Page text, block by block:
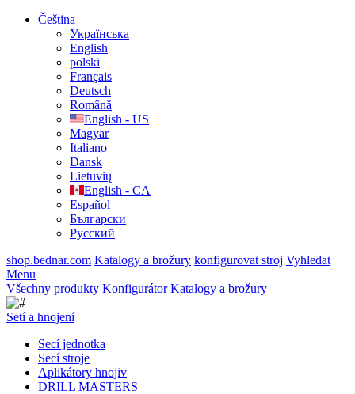
Čeština
Українська
English
polski
Français
Deutsch
Română
English - US
Magyar
Italiano
Dansk
Lietuvių
English - CA
Español
Български
Русский
shop.bednar.com Katalogy a brožury konfigurovat stroj Vyhledat
Menu
Všechny produkty Konfigurátor Katalogy a brožury
Setí a hnojení
Secí jednotka
Secí stroje
Aplikátory hnojiv
DRILL MASTERS